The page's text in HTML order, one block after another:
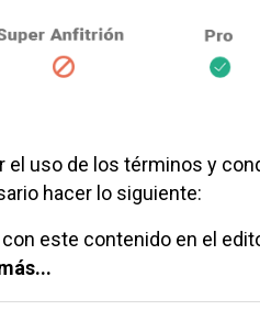
el uso de los términos y
hacer lo siguiente:
con este contenido en el